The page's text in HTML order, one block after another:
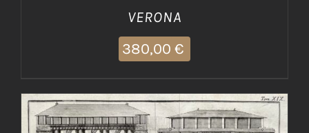
VERONA
380,00 €